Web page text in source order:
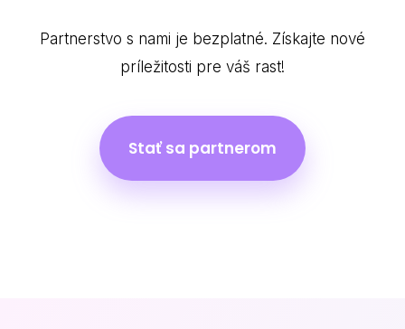
Partnerstvo s nami je bezplatné. Získajte nové
príležitosti pre váš rast!
Stať sa partnerom